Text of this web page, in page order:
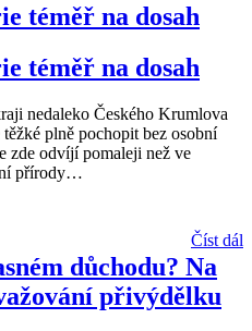
téměř na dosah
téměř na dosah
nedaleko Českého Krumlova
plně pochopit bez osobní
zde odvíjí pomaleji než ve
přírody…
Číst dál
důchodu? Na
přivýdělku